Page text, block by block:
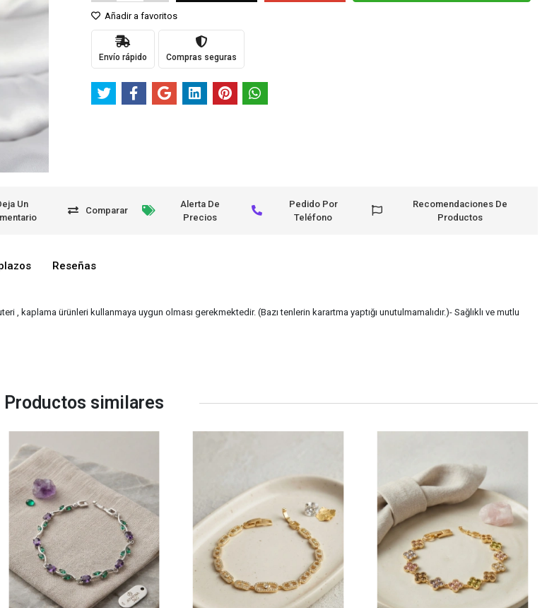
Añadir a favoritos
Envío rápido Compras seguras
Un
Comparar
Alerta De
Precios
Pedido Por
Teléfono
Recomendaciones De
Productos
Reseñas
kaplama ürünleri kullanmaya uygun olması gerekmektedir. (Bazı tenlerin karartma yaptığı unutulmamalıdır.)- Sağlıklı ve mutlu
Productos similares